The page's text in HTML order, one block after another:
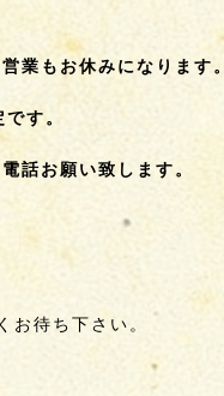
業もお休みになります。
す。
話お願い致します。
お待ち下さい。